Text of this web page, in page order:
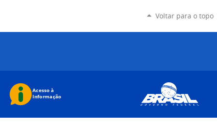
Voltar para o topo